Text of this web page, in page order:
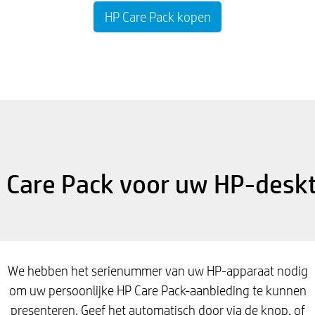
HP Care Pack kopen
Care Pack voor uw HP-
We hebben het serienummer van uw HP-apparaat nodig
om uw persoonlijke HP Care Pack-aanbieding te kunnen
presenteren. Geef het automatisch door via de knop, of